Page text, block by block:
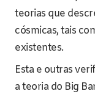
teorias que
cósmicas, tais
existentes.
Esta e outras
a teoria do Big